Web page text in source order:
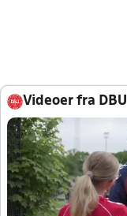
Videoer fra DBU